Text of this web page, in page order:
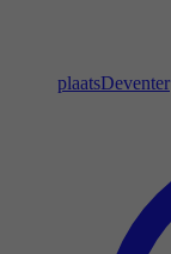
plaatsDeventer